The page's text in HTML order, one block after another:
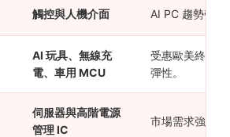
觸控與人機介面 AI PC 趨勢帶
AI 玩具、無線充
電、車用 MCU
受惠歐美終端
彈性。
伺服器與高階電源
管理 IC
市場需求強勁